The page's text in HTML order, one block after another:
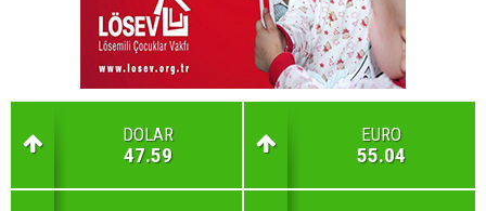
DOLAR
47.59
EURO
55.04